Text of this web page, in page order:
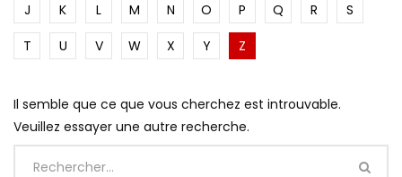
J
K L M N O P Q R
S
T
U V W X Y Z
Il semble que ce que vous cherchez est introuvable.
Veuillez essayer une autre recherche.